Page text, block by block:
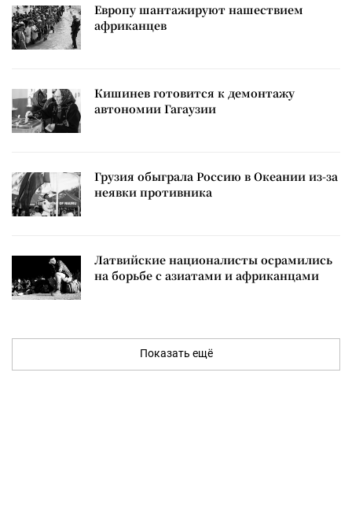
Европу шантажируют нашествием
африканцев
Кишинев готовится к демонтажу
автономии Гагаузии
Грузия обыграла Россию в Океании из-за
неявки противника
Латвийские националисты осрамились
на борьбе с азиатами и африканцами
Показать ещё